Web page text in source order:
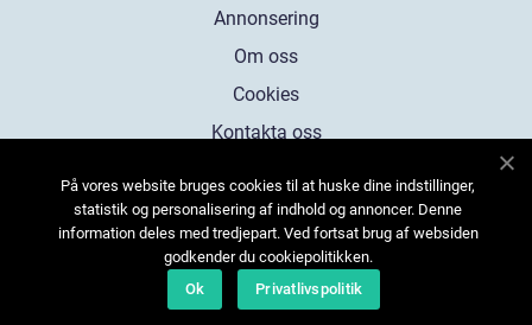
Annonsering
Om oss
Cookies
Kontakta oss
På vores website bruges cookies til at huske dine indstillinger,
statistik og personalisering af indhold og annoncer. Denne
information deles med tredjepart. Ved fortsat brug af websiden
godkender du cookiepolitikken.
Ok
Privatlivspolitik